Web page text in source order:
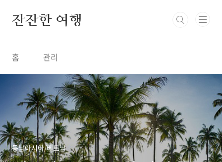
잔잔한 여행
홈 관리
동남아시아/베트남